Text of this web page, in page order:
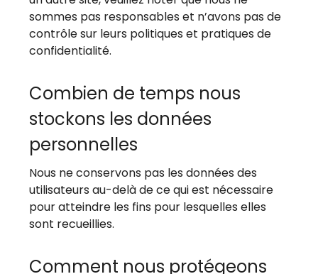
sommes pas responsables et n’avons pas de
contrôle sur leurs politiques et pratiques de
confidentialité.
Combien de temps nous
stockons les données
personnelles
Nous ne conservons pas les données des
utilisateurs au-delà de ce qui est nécessaire
pour atteindre les fins pour lesquelles elles
sont recueillies.
Comment nous protégeons